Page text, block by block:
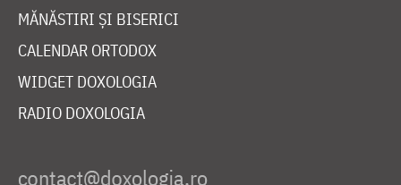
MĂNĂSTIRI ȘI BISERICI
CALENDAR ORTODOX
WIDGET DOXOLOGIA
RADIO DOXOLOGIA